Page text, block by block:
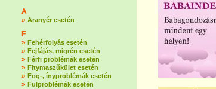
A
» Aranyér esetén
F
» Fehérfolyás esetén
» Fejfájás, migrén esetén
» Férfi problémák esetén
» Fitymaszűkület esetén
» Fog-, ínyproblémák esetén
» Fülproblémák esetén